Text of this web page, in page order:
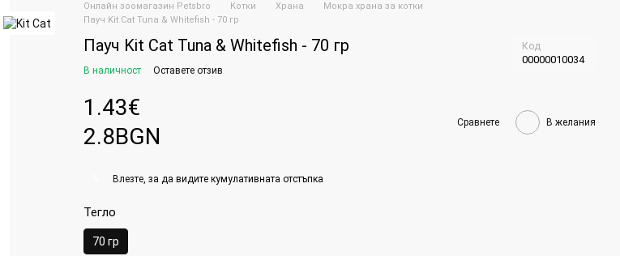
Онлайн зоомагазин Petsbro Котки Храна
Мокра храна за котки
Пауч Kit Cat Tuna & Whitefish - 70 гр
Пауч Kit Cat Tuna & Whitefish - 70 гр Код
00000010034
В наличност Оставете отзив
1.43€
2.8BGN
Сравнете В желания
Влезте , за да видите кумулативната отстъпка
Тегло
70 гр